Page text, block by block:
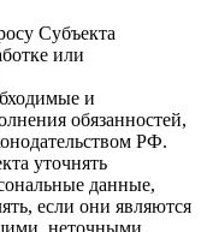
Субъекта
или
и
обязанностей,
РФ.
уточнять
данные,
если они являются